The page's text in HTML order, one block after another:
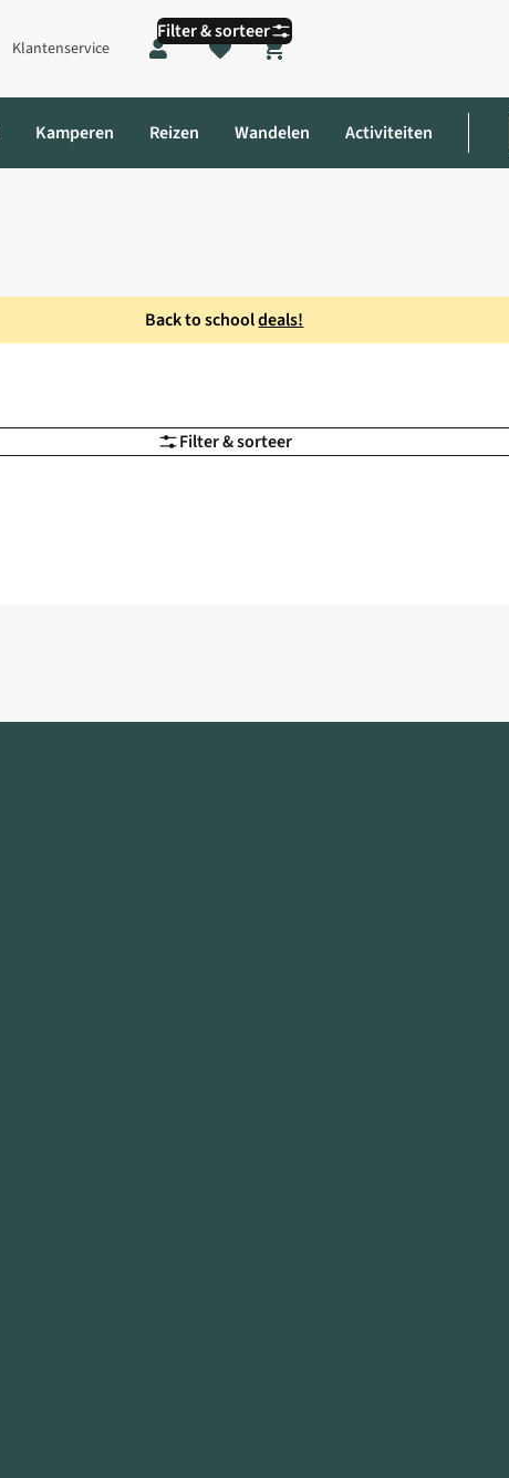
Klantenservice
Shopping cart
Kamperen Reizen Wandelen Activiteiten
Back to schooldeals!
Filter & sorteer
Filter & sorteer